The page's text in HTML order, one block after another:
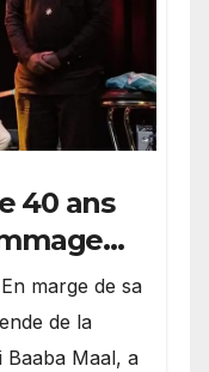
40 ans
en
​En marge de sa
de la
Baaba Maal, a